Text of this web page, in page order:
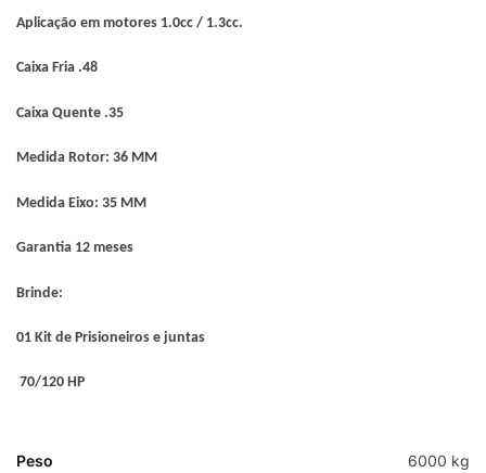
Aplicação em motores 1.0cc / 1.3cc.
Caixa Fria .48
Caixa Quente .35
Medida Rotor: 36 MM
Medida Eixo: 35 MM
Garantia 12 meses
Brinde:
01 Kit de Prisioneiros e juntas
70/120 HP
Peso 6000 kg